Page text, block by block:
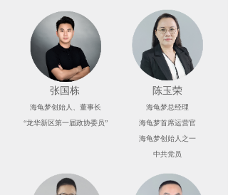
张国栋 陈玉荣
海龟梦创始人、董事长
“龙华新区第一届政协委员”
海龟梦总经理
海龟梦首席运营官
海龟梦创始人之一
中共党员